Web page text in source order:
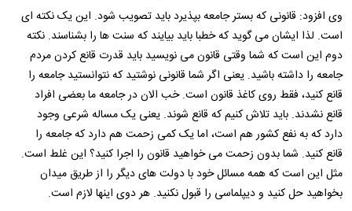
وی افزود: قانونی که بستر جامعه بپذیرد باید تصویب شود. این یک نکته ای
است. لذا ایشان می گوید که خطبا باید بیایند که سنت ها را بشناسند. نکته
دوم این است که شما وقتی قانون می نویسید باید قدرت قانع کردن مردم
جامعه را داشته باشید. یعنی اگر شما قانونی نوشتید که نتوانستید جامعه را
قانع کنید، فقط روی کاغذ قانون است. خب الان در جامعه ما بعضی افراد
قانع نشدند. باید تلاش کنیم که قانع شوند. یعنی یک مساله شرعی وجود
دارد که به نفع کشور هم است، اما یک کمی زحمت هم دارد که جامعه را
قانع کنید. شما بدون زحمت می خواهید قانون را اجرا کنید؟ این غلط است.
مثل این است که همه مسائل خود با دولت های دیگر را از طریق میدان
بخواهید حل کنید و دیپلماسی را قبول نکنید. هر دوی اینها لازم است.